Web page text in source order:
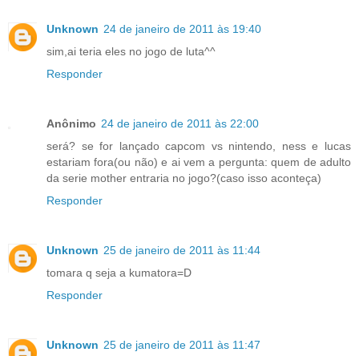
Unknown 24 de janeiro de 2011 às 19:40
sim,ai teria eles no jogo de luta^^
Responder
Anônimo 24 de janeiro de 2011 às 22:00
será? se for lançado capcom vs nintendo, ness e lucas
estariam fora(ou não) e ai vem a pergunta: quem de adulto
da serie mother entraria no jogo?(caso isso aconteça)
Responder
Unknown 25 de janeiro de 2011 às 11:44
tomara q seja a kumatora=D
Responder
Unknown 25 de janeiro de 2011 às 11:47